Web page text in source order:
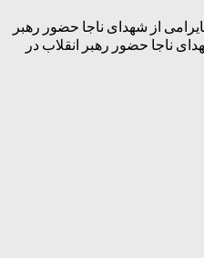
از شهدای ناجا حضور رهبر
ناجا حضور رهبر انقلاب در